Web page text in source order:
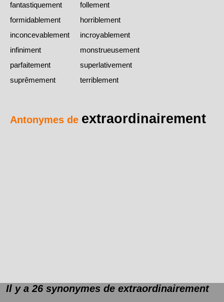
fantastiquement
follement
formidablement
horriblement
inconcevablement
incroyablement
infiniment
monstrueusement
parfaitement
superlativement
suprêmement
terriblement
Antonymes de extraordinairement
Il y a 26 synonymes de extraordinairement